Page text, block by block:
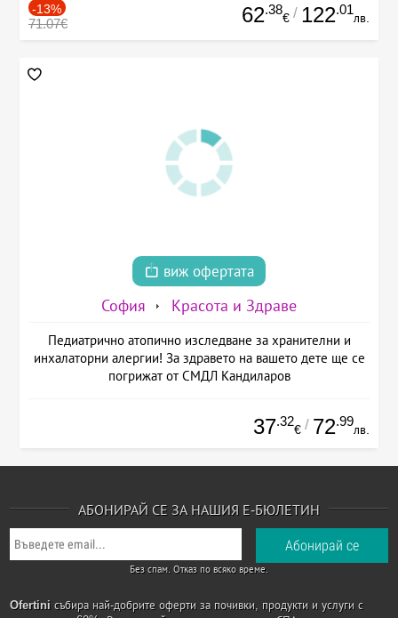
-13%
71.07€ 62.38
€ / 122.01
лв.
виж офертата
София Красота и Здраве
Педиатрично атопично изследване за хранителни и
инхалаторни алергии! За здравето на вашето дете ще се
погрижат от СМДЛ Кандиларов
37.32
€ / 72.99
лв.
АБОНИРАЙ СЕ ЗА НАШИЯ Е-БЮЛЕТИН
Без спам. Отказ по всяко време.
Ofertini събира най-добрите оферти за почивки, продукти и услуги с